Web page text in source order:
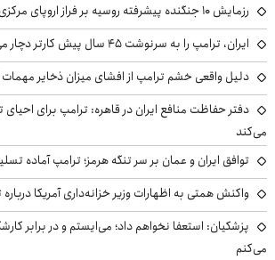
رزمایش ۱۰ جنگنده پیشرفته روسیه بر فراز اروپای مرکزی با مهمات واقعی
ایران، ترامپ را به سرنوشت ۴۵ سال پیش کارتر دچار می‌کند
دلیل واقعی خشم ترامپ از افشای میزان ذخایر
دفتر حفاظت منافع ایران در قاهره: ترامپ برای
می‌کند
توافق ایران و عمان بر سر تنگه هرمز؛ ترامپ آماده
واکنش همتی به اظهارات وزیر خزانه‌داری آمریکا درباره
پزشکیان: استعفا نخواهم داد؛ می‌ایستم و در برابر
می‌کنم